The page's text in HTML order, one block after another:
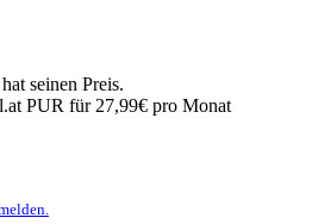
seinen Preis.
PUR für 27,99€ pro Monat